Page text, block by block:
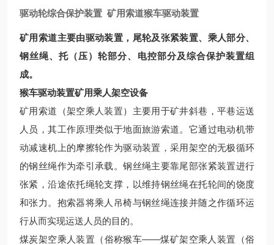
驱动轮综合保护装置 矿用索道猴车驱动装置
矿用索道主要由驱动装置，尾轮及张紧装置、乘人部分、
钢丝绳、托（压）轮部分、电控部分及综合保护装置组
成。
猴车驱动装置矿用乘人架空设备
矿用索道（架空乘人装置）主要用于矿井斜巷，平巷运送
人员，其工作原理类似于地面旅游索道。它通过电动机带
动减速机上的摩擦轮作为驱动装置，采用架空的无极循环
的钢丝绳作为牵引承载。钢丝绳主要靠尾部张紧装置进行
张紧，沿途依托绳轮支撑，以维持钢丝绳在托轮间的饶度
和张力。抱索器将乘人吊椅与钢丝绳连接并随之作循环运
行从而实现运送人员的目的。
煤炭架空乘人装置（俗称猴车——煤矿架空乘人装置（俗